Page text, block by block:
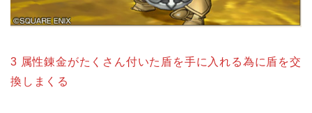
3 属性錬金がたくさん付いた盾を手に入れる為に盾を交
換しまくる